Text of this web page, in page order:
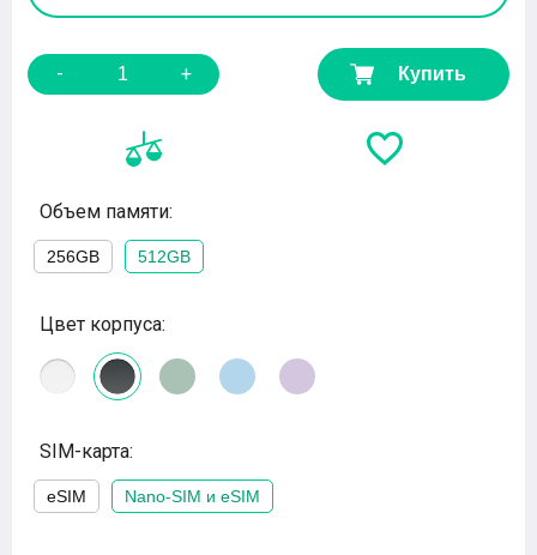
- + Купить
Объем памяти:
256GB 512GB
Цвет корпуса:
SIM-карта:
eSIM Nano-SIM и eSIM